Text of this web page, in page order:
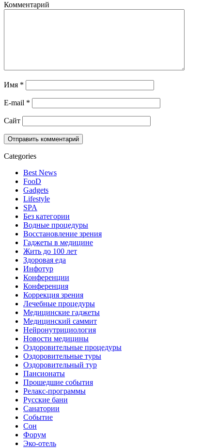
Комментарий
Имя *
E-mail *
Сайт
Categories
Best News
FooD
Gadgets
Lifestyle
SPA
Без категории
Водные процедуры
Восстановление зрения
Гаджеты в медицине
Жить до 100 лет
Здоровая еда
Инфотур
Конференции
Конференция
Коррекция зрения
Лечебные процедуры
Медицинские гаджеты
Медицинский саммит
Нейронутрициология
Новости медицины
Оздоровительные процедуры
Оздоровительные туры
Оздоровительный тур
Пансионаты
Прошедшие события
Релакс-программы
Русские бани
Санатории
Событие
Сон
Форум
Эко-отель